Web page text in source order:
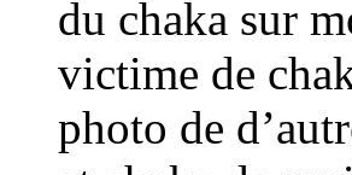
du chaka sur
victime de
photo de